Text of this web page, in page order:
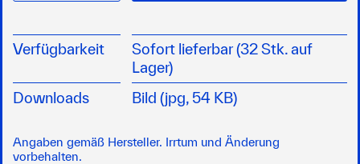
Verfügbarkeit
Sofort lieferbar (32 Stk. auf
Lager)
Downloads
Bild (jpg, 54 KB)
Angaben gemäß Hersteller. Irrtum und Änderung
vorbehalten.